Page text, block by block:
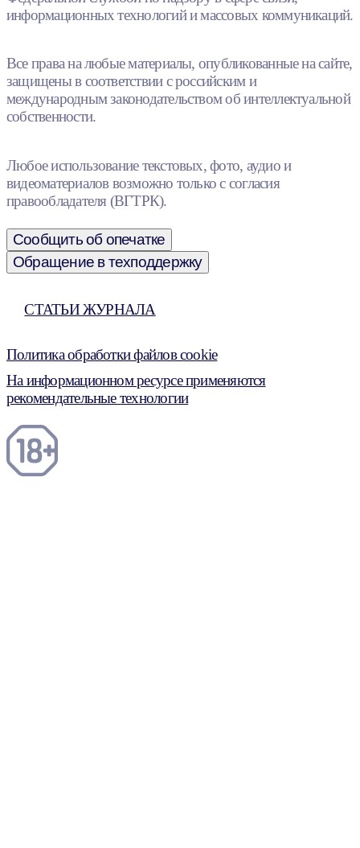
информационных технологий и массовых коммуникаций.
Все права на любые материалы, опубликованные на сайте,
защищены в соответствии с российским и
международным законодательством об интеллектуальной
собственности.
Любое использование текстовых, фото, аудио и
видеоматериалов возможно только с согласия
правообладателя (ВГТРК).
Сообщить об опечатке
Обращение в техподдержку
СТАТЬИ ЖУРНАЛА
Политика обработки файлов cookie
На информационном ресурсе применяются
рекомендательные технологии